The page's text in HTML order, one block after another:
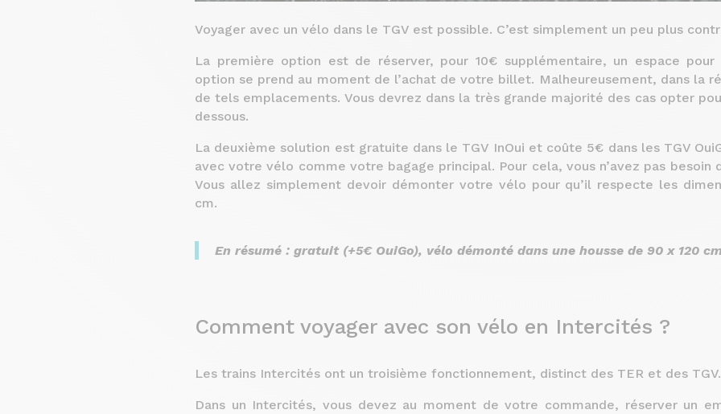
Voyager avec un vélo dans le TGV est possible. C’est simplement un peu plus
La première option est de réserver, pour 10€ supplémentaire, un espace
option se prend au moment de l’achat de votre billet. Malheureusement, dans la
de tels emplacements. Vous devrez dans la très grande majorité des cas opter
dessous.
La deuxième solution est gratuite dans le TGV InOui et coûte 5€ dans les TGV
avec votre vélo comme votre bagage principal. Pour cela, vous n’avez pas besoin
Vous allez simplement devoir démonter votre vélo pour qu’il respecte les
cm.
En résumé : gratuit (+5€ OuiGo), vélo démonté dans une housse de 90 x 120
Comment voyager avec son vélo en Intercités ?
Les trains Intercités ont un troisième fonctionnement, distinct des TER et des TGV.
Dans un Intercités, vous devez au moment de votre commande, réserver un